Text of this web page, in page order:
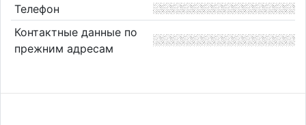
Телефон
Контактные данные по
прежним адресам